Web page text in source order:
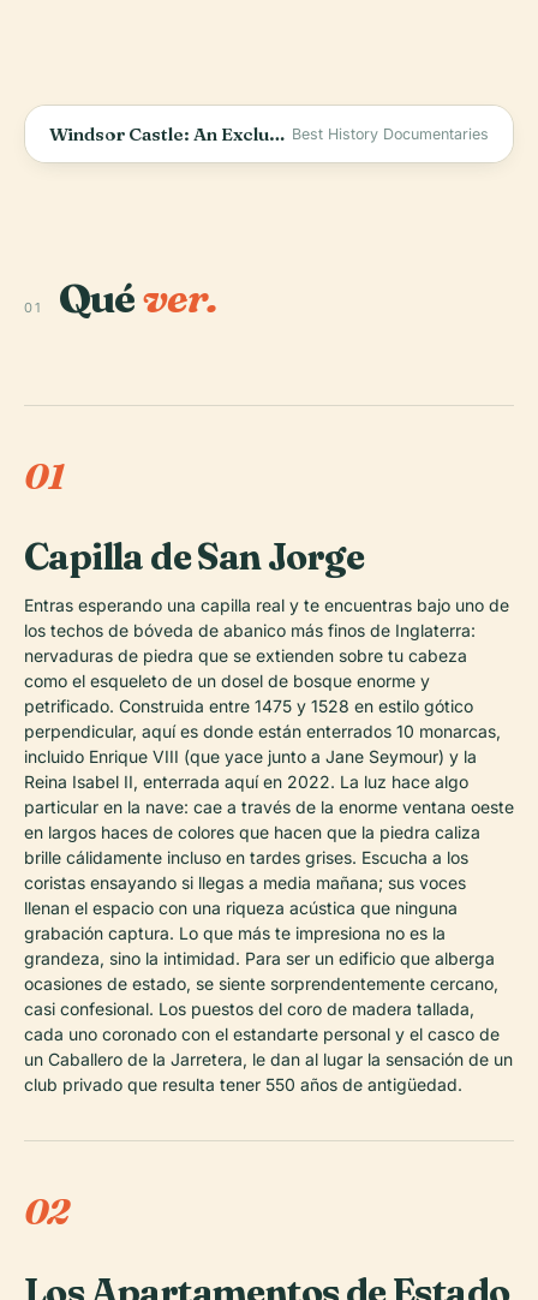
Windsor Castle: An Exclusive Tour Of The Royal Residence Best History Documentaries
01 Quéver.
01
Capilla de San Jorge
Entras esperando una capilla real y te encuentras bajo uno de
los techos de bóveda de abanico más finos de Inglaterra:
nervaduras de piedra que se extienden sobre tu cabeza
como el esqueleto de un dosel de bosque enorme y
petrificado. Construida entre 1475 y 1528 en estilo gótico
perpendicular, aquí es donde están enterrados 10 monarcas,
incluido Enrique VIII (que yace junto a Jane Seymour) y la
Reina Isabel II, enterrada aquí en 2022. La luz hace algo
particular en la nave: cae a través de la enorme ventana oeste
en largos haces de colores que hacen que la piedra caliza
brille cálidamente incluso en tardes grises. Escucha a los
coristas ensayando si llegas a media mañana; sus voces
llenan el espacio con una riqueza acústica que ninguna
grabación captura. Lo que más te impresiona no es la
grandeza, sino la intimidad. Para ser un edificio que alberga
ocasiones de estado, se siente sorprendentemente cercano,
casi confesional. Los puestos del coro de madera tallada,
cada uno coronado con el estandarte personal y el casco de
un Caballero de la Jarretera, le dan al lugar la sensación de un
club privado que resulta tener 550 años de antigüedad.
02